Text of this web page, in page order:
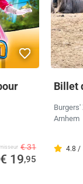
€ 31
€ 19,95
Billet
Burgers'
Arnhem
4.8 /